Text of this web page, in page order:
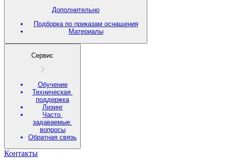
Дополнительно
Подборка по приказам оснащения
Материалы
Сервис
Обучение
Техническая
поддержка
Лизинг
Часто
задаваемые
вопросы
Обратная связь
Контакты